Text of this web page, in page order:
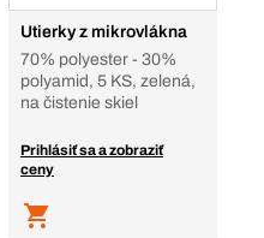
Utierky z mikrovlákna
70% polyester - 30%
polyamid, 5 KS, zelená,
na čistenie skiel
Prihlásiť sa a zobraziť
ceny